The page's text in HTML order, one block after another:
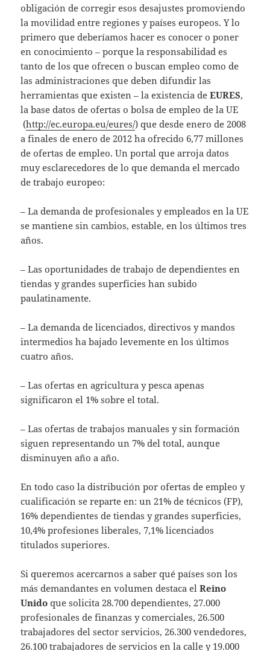
obligación de corregir esos desajustes promoviendo
la movilidad entre regiones y países europeos. Y lo
primero que deberíamos hacer es conocer o poner
en conocimiento – porque la responsabilidad es
tanto de los que ofrecen o buscan empleo como de
las administraciones que deben difundir las
herramientas que existen – la existencia deEURES,
la base datos de ofertas o bolsa de empleo de la UE
(http://ec.europa.eu/eures/) que desde enero de 2008
a finales de enero de 2012 ha ofrecido 6,77 millones
de ofertas de empleo. Un portal que arroja datos
muy esclarecedores de lo que demanda el mercado
de trabajo europeo:
– La demanda de profesionales y empleados en la UE
se mantiene sin cambios, estable, en los últimos tres
años.
– Las oportunidades de trabajo de dependientes en
tiendas y grandes superficies han subido
paulatinamente.
– La demanda de licenciados, directivos y mandos
intermedios ha bajado levemente en los últimos
cuatro años.
– Las ofertas en agricultura y pesca apenas
significaron el 1% sobre el total.
– Las ofertas de trabajos manuales y sin formación
siguen representando un 7% del total, aunque
disminuyen año a año.
En todo caso la distribución por ofertas de empleo y
cualificación se reparte en: un 21% de técnicos (FP),
16% dependientes de tiendas y grandes superficies,
10,4% profesiones liberales, 7,1% licenciados
titulados superiores.
Si queremos acercarnos a saber qué países son los
más demandantes en volumen destaca elReino
Unido que solicita 28.700 dependientes, 27.000
profesionales de finanzas y comerciales, 26.500
trabajadores del sector servicios, 26.300 vendedores,
26.100 trabajadores de servicios en la calle y 19.000